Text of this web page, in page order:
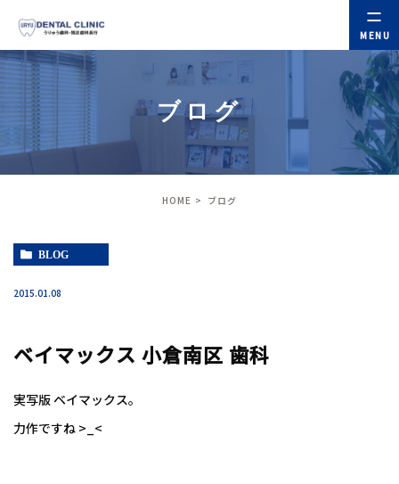
ブログ
HOME ブログ
BLOG
2015.01.08
ベイマックス 小倉南区 歯科
実写版 ベイマックス。
力作ですね >_<